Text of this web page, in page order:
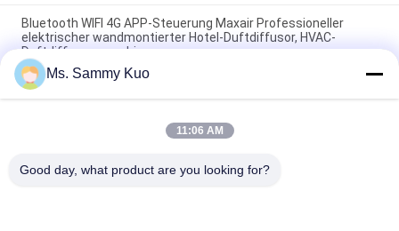
Bluetooth WIFI 4G APP-Steuerung Maxair Professioneller
elektrischer wandmontierter Hotel-Duftdiffusor, HVAC-
Duftdiffusormaschine
2025 Neuauflage Kleine Fläche Wasserlose Diffusor Desktop
Elektrische Duftdiffusor Leichtgewicht leise Aroma Diffusor
Luft-Aroma-Diffusor-Duft-Diffusion Kaltluft-Technologie
Ms. Sammy Kuo
11:06 AM
Good day, what product are you looking for?